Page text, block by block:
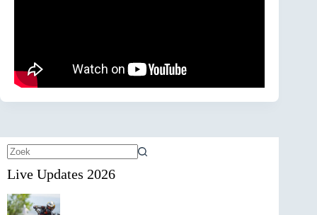
resultaten
Live Updates 2026